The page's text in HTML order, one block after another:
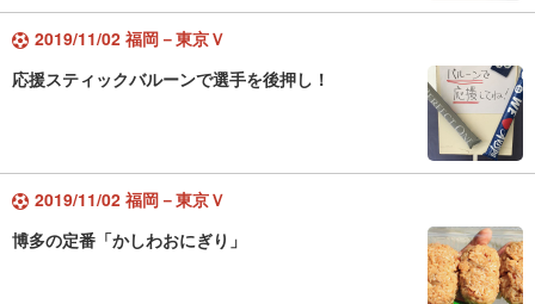
2019/11/02 福岡－東京Ｖ
応援スティックバルーンで選手を後押し！
2019/11/02 福岡－東京Ｖ
博多の定番「かしわおにぎり」